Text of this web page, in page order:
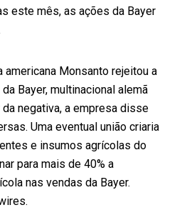
este mês, as ações da Bayer
americana Monsanto rejeitou a
Bayer, multinacional alemã
negativa, a empresa disse
Uma eventual união criaria
e insumos agrícolas do
para mais de 40% a
nas vendas da Bayer.